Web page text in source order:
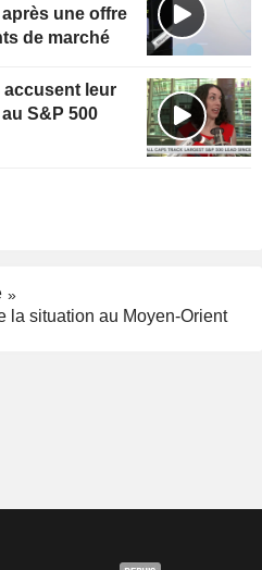
une offre
de marché
accusent leur
S&P 500
la situation au Moyen-Orient